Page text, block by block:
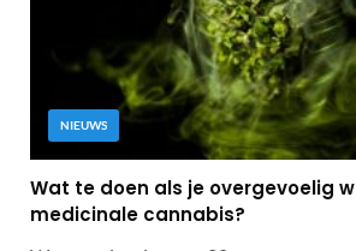
NIEUWS
Wat te doen als je overgevoelig
medicinale cannabis?